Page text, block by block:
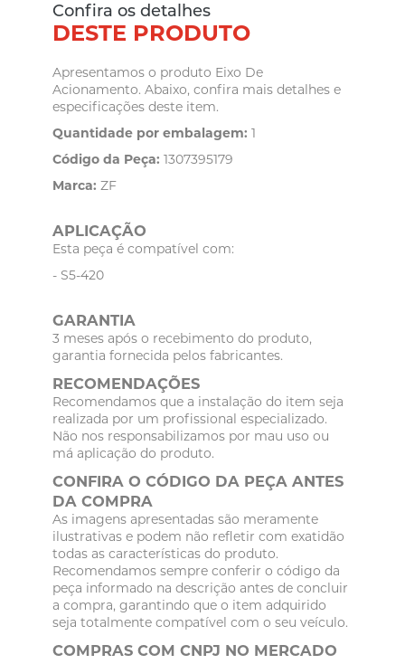
Confira os detalhes
DESTE PRODUTO
Apresentamos o produto Eixo De
Acionamento. Abaixo, confira mais detalhes e
especificações deste item.
Quantidade por embalagem: 1
Código da Peça: 1307395179
Marca: ZF
APLICAÇÃO
Esta peça é compatível com:
- S5-420
GARANTIA
3 meses após o recebimento do produto,
garantia fornecida pelos fabricantes.
RECOMENDAÇÕES
Recomendamos que a instalação do item seja
realizada por um profissional especializado.
Não nos responsabilizamos por mau uso ou
má aplicação do produto.
CONFIRA O CÓDIGO DA PEÇA ANTES
DA COMPRA
As imagens apresentadas são meramente
ilustrativas e podem não refletir com exatidão
todas as características do produto.
Recomendamos sempre conferir o código da
peça informado na descrição antes de concluir
a compra, garantindo que o item adquirido
seja totalmente compatível com o seu veículo.
COMPRAS COM CNPJ NO MERCADO